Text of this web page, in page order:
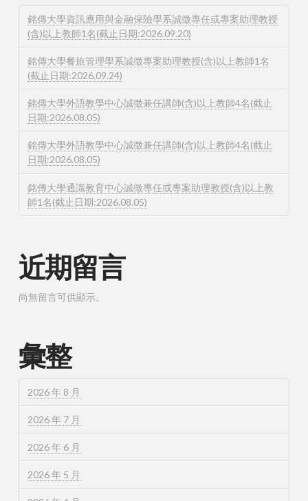
銘傳大學資訊應用與金融保險學系誠徵專任或專案助理教授
(含)以上教師1名(截止日期:2026.09.20)
銘傳大學餐旅管理學系誠徵專案助理教授(含)以上教師1名
(截止日期:2026.09.24)
銘傳大學外語教學中心誠徵兼任講師(含)以上教師4名(截止
日期:2026.08.05)
銘傳大學外語教學中心誠徵兼任講師(含)以上教師4名(截止
日期:2026.08.05)
銘傳大學通識教育中心誠徵專任或專案助理教授(含)以上教
師1名(截止日期:2026.08.05)
近期留言
尚無留言可供顯示。
彙整
2026 年 8 月
2026 年 7 月
2026 年 6 月
2026 年 5 月